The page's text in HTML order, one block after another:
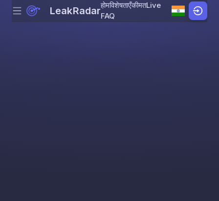
Skip to content
Menu LeakRadarहोमविशेषताएँकीमतLive
FAQ